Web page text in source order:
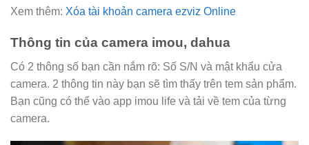
Xem thêm: Xóa tài khoản camera ezviz Online
Thông tin của camera imou, dahua
Có 2 thông số bạn cần nắm rõ: Số S/N và mật khẩu cửa
camera. 2 thông tin này bạn sẽ tìm thấy trên tem sản phẩm.
Bạn cũng có thể vào app imou life và tải về tem của từng
camera.